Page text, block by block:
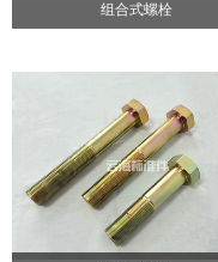
组合式螺栓